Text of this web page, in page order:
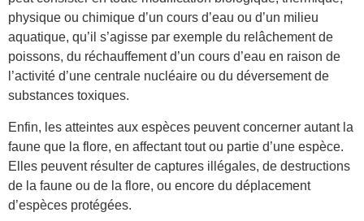
physique ou chimique d’un cours d’eau ou d’un milieu
aquatique, qu’il s’agisse par exemple du relâchement de
poissons, du réchauffement d’un cours d’eau en raison de
l’activité d’une centrale nucléaire ou du déversement de
substances toxiques.
Enfin, les atteintes aux espèces peuvent concerner autant la
faune que la flore, en affectant tout ou partie d’une espèce.
Elles peuvent résulter de captures illégales, de destructions
de la faune ou de la flore, ou encore du déplacement
d’espèces protégées.